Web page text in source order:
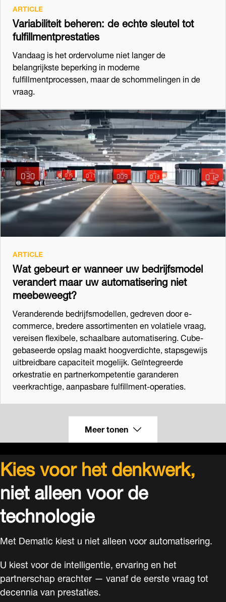
ARTICLE
Variabiliteit beheren: de echte sleutel tot
fulfillmentprestaties
Vandaag is het ordervolume niet langer de
belangrijkste beperking in moderne
fulfillmentprocessen, maar de schommelingen in de
vraag.
ARTICLE
Wat gebeurt er wanneer uw bedrijfsmodel
verandert maar uw automatisering niet
meebeweegt?
Veranderende bedrijfsmodellen, gedreven door e-
commerce, bredere assortimenten en volatiele vraag,
vereisen flexibele, schaalbare automatisering. Cube-
gebaseerde opslag maakt hoogverdichte, stapsgewijs
uitbreidbare capaciteit mogelijk. Geïntegreerde
orkestratie en partnerkompetentie garanderen
veerkrachtige, aanpasbare fulfillment-operaties.
Meer tonen
Kies voor het denkwerk,
niet alleen voor de
technologie
Met Dematic kiest u niet alleen voor automatisering.
U kiest voor de intelligentie, ervaring en het
partnerschap erachter — vanaf de eerste vraag tot
decennia van prestaties.